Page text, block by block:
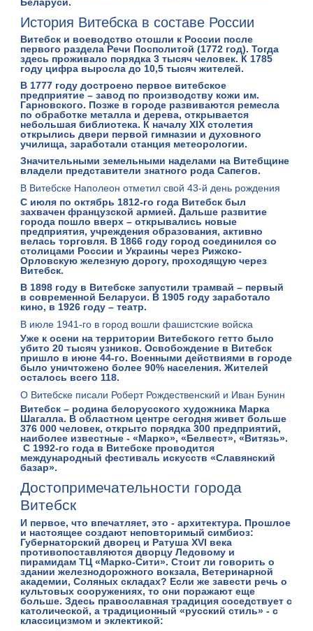
История Витебска в составе России
Витебск и воеводство отошли к России после
первого раздела Речи Посполитой (1772 год). Тогда
здесь проживало порядка 3 тысяч человек. К 1785
году цифра выросла до 10,5 тысяч жителей.
В 1777 году достроено первое витебское
предприятие –завод по производству кожи им.
Гарновского. Позже в городе развиваются ремесла
по обработке металла и дерева, открывается
небольшая библиотека. К началу XIX столетия
открылись двери первой гимназии и духовного
училища, заработали станция метеорологии.
Значительными земельными наделами на Витебщине
владели представители знатного рода Сапегов.
В Витебске Наполеон отметил свой 43-й день рождения
С июля по октябрь 1812-го года Витебск был
захвачен французской армией. Дальше развитие
города пошло вверх – открывались новые
предприятия, учреждения образования, активно
велась торговля. В 1866 году город соединился со
столицами России и Украины через Рижско-
Орловскую железную дорогу, проходящую через
Витебск.
В 1898 году в Витебске запустили трамвай – первый
в современной Беларуси. В 1905 году заработало
кино, в 1926 году – театр.
В июле 1941-го в город вошли фашистские войска
Уже к осени на территории Витебского гетто было
убито 20 тысяч узников. Освобождение в Витебск
пришло в июне 44-го. Военными действиями в городе
было уничтожено более 90% населения. Жителей
осталось всего 118.
О Витебске писали Роберт Рождественский и Иван Бунин
Витебск – родина белорусского художника Марка
Шагалла. В областном центре сегодня живет больше
376 000 человек, открыто порядка 300 предприятий,
наиболее известные - «Марко», «Белвест», «Витязь».
С 1992-го года в Витебске проводится
международный фестиваль искусств «Славянский
базар».
Достопримечательности города
Витебск
И первое, что впечатляет, это - архитектура. Прошлое
и настоящее создают неповторимый симбиоз:
Губернаторский дворец и Ратуша XVI века
противопоставляются дворцу Ледовому и
пирамидам ТЦ «Марко-Сити». Стоит ли говорить о
здании железнодорожного вокзала, Ветеринарной
академии, Соляных складах? Если же завести речь о
культовых сооружениях, то они поражают еще
больше. Здесь православная традиция соседствует с
католической, а традиционный «русский стиль» - с
классицизмом и эклектикой: